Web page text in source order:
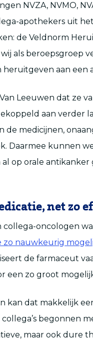
NVZA, NVMO,
apothekers uit
de Veldnorm
wij als
aan een
Leeuwen dat ze
aan verder
de medicijnen,
Daarmee kunnen
op orale
net zo
collega-oncologen
nauwkeurig
de farmaceut
een zo groot
kan dat makkelijk
begonnen
maar ook dure